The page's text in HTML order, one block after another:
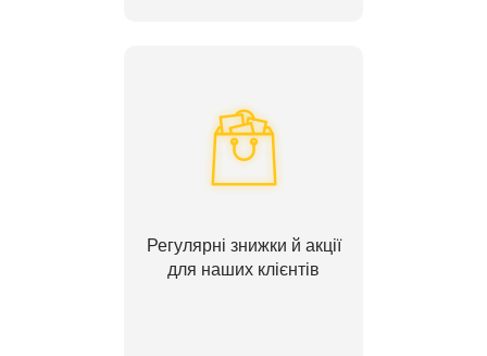
Регулярні знижки й акції
для наших клієнтів